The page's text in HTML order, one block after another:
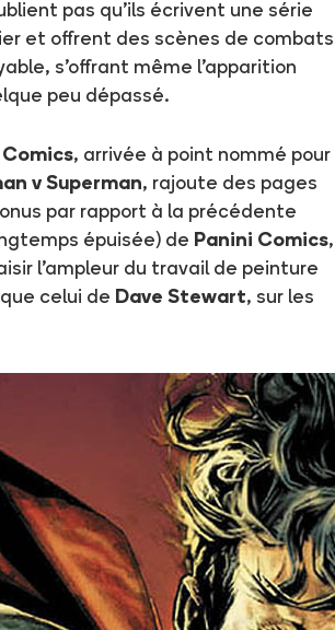
pas qu'ils écrivent une série
et offrent des scènes de combats
s'offrant même l'apparition
peu dépassé.
, arrivée à point nommé pour
v Superman, rajoute des pages
par rapport à la précédente
épuisée) de Panini Comics,
l'ampleur du travail de peinture
celui de Dave Stewart, sur les